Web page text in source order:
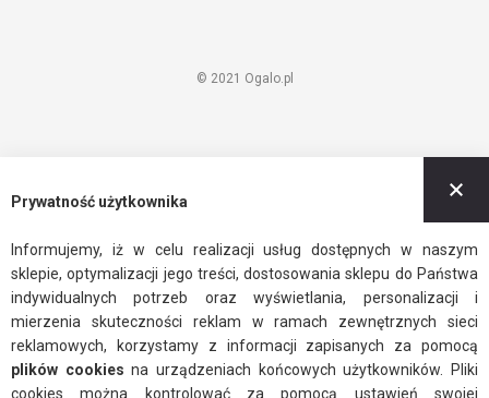
© 2021 Ogalo.pl
Prywatność użytkownika
Informujemy, iż w celu realizacji usług dostępnych w naszym
sklepie, optymalizacji jego treści, dostosowania sklepu do Państwa
indywidualnych potrzeb oraz wyświetlania, personalizacji i
mierzenia skuteczności reklam w ramach zewnętrznych sieci
reklamowych, korzystamy z informacji zapisanych za pomocą
plików cookiesna urządzeniach końcowych użytkowników. Pliki
cookies można kontrolować za pomocą ustawień swojej